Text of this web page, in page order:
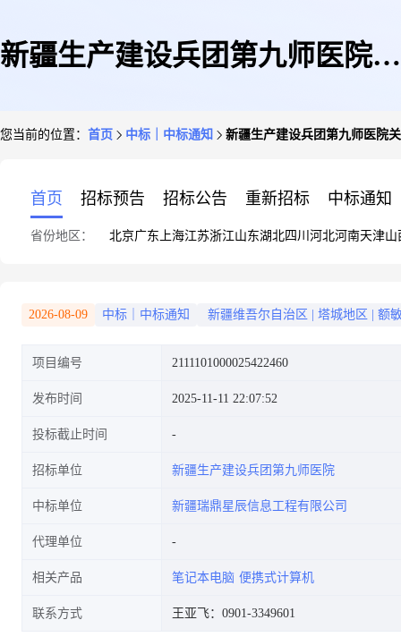
新疆生产建设兵团第九师医院关
您当前的位置： 首页 中标｜中标通知 新疆生产建设兵团第九师医院
首页 招标预告 招标公告 重新招标 中标通知
省份地区： 北京广东 上海江苏浙江山东湖北四川 河北河南天津山
2026-08-09 中标｜中标通知 新疆维吾尔自治区 塔城地区 额
项目编号 2111101000025422460
发布时间 2025-11-11 22:07:52
投标截止时间
招标单位 新疆生产建设兵团第九师医院
中标单位 新疆瑞鼎星辰信息工程有限公司
代理单位
相关产品 笔记本电脑 便携式计算机
联系方式 王亚飞：0901-3349601